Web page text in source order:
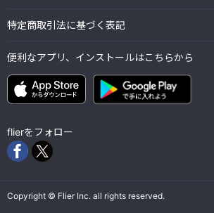
特定商取引法に基づく表記
便利なアプリ、インストールはこちらから
flierをフォロー
Copyright © Flier Inc. all rights reserved.